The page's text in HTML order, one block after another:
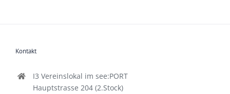
Kontakt
I3 Vereinslokal im see:PORT
Hauptstrasse 204 (2.Stock)